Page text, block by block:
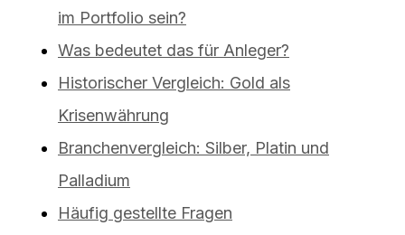
im Portfolio sein?
Was bedeutet das für Anleger?
Historischer Vergleich: Gold als
Krisenwährung
Branchenvergleich: Silber, Platin und
Palladium
Häufig gestellte Fragen